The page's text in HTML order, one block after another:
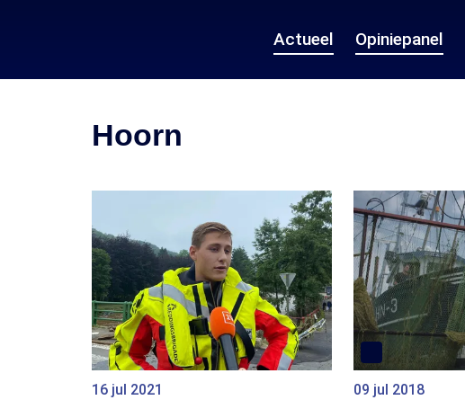
Actueel Opiniepanel
Hoorn
16 jul 2021 09 jul 2018